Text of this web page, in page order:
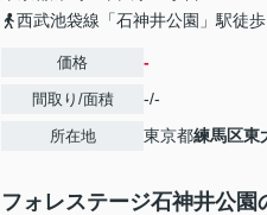
西武池袋線「石神井公園」駅徒
価格 -
間取り/面積 -/-
所在地 東京都練馬区東
フォレステージ石神井公園